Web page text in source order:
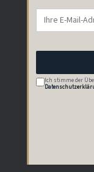
Ich stimme der